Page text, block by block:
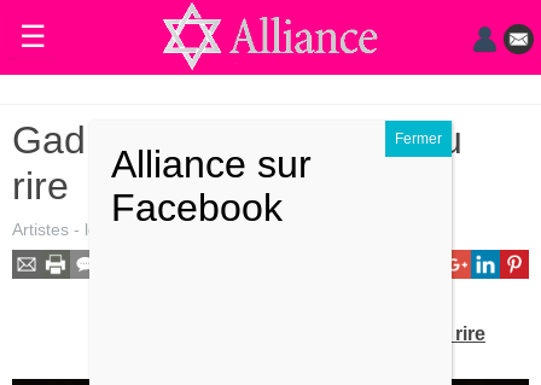
☰
Judaïsme
Magazine
Sorties
Gad Elmaleh, rock star du
rire
Artistes - le
Gad Elmaleh, rock star du rire